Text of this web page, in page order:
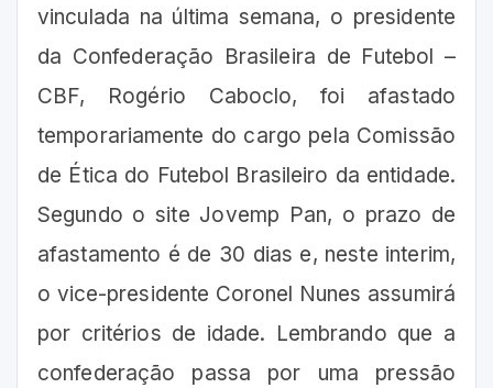
vinculada na última semana, o presidente
da Confederação Brasileira de Futebol –
CBF, Rogério Caboclo, foi afastado
temporariamente do cargo pela Comissão
de Ética do Futebol Brasileiro da entidade.
Segundo o site Jovemp Pan, o prazo de
afastamento é de 30 dias e, neste interim,
o vice-presidente Coronel Nunes assumirá
por critérios de idade. Lembrando que a
confederação passa por uma pressão